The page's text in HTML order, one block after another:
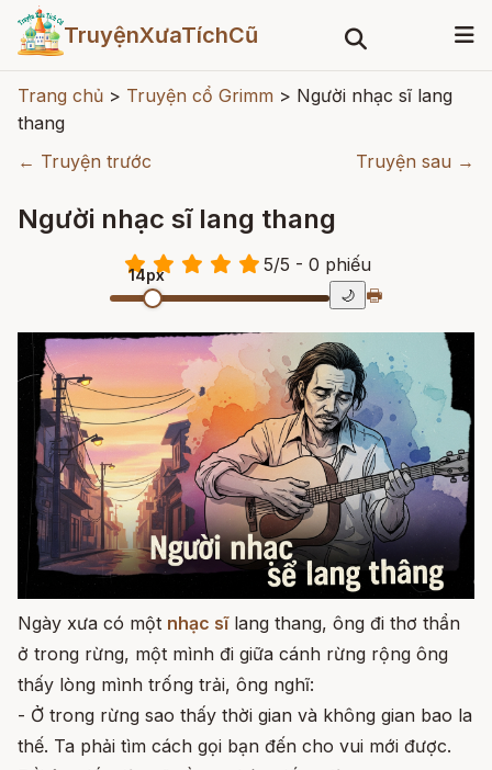
TruyệnXưaTíchCũ
Trang chủ > Truyện cổ Grimm > Người nhạc sĩ lang
thang
← Truyện trước
Truyện sau →
Người nhạc sĩ lang thang
5/5 - 0 phiếu
14px
🌙 🖶
Ngày xưa có một nhạc sĩlang thang, ông đi thơ thẩn
ở trong rừng, một mình đi giữa cánh rừng rộng ông
thấy lòng mình trống trải, ông nghĩ:
- Ở trong rừng sao thấy thời gian và không gian bao la
thế. Ta phải tìm cách gọi bạn đến cho vui mới được.